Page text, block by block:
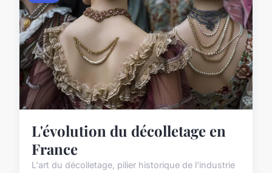
L'évolution du décolletage en
France
L'art du décolletage, pilier historique de l'industrie